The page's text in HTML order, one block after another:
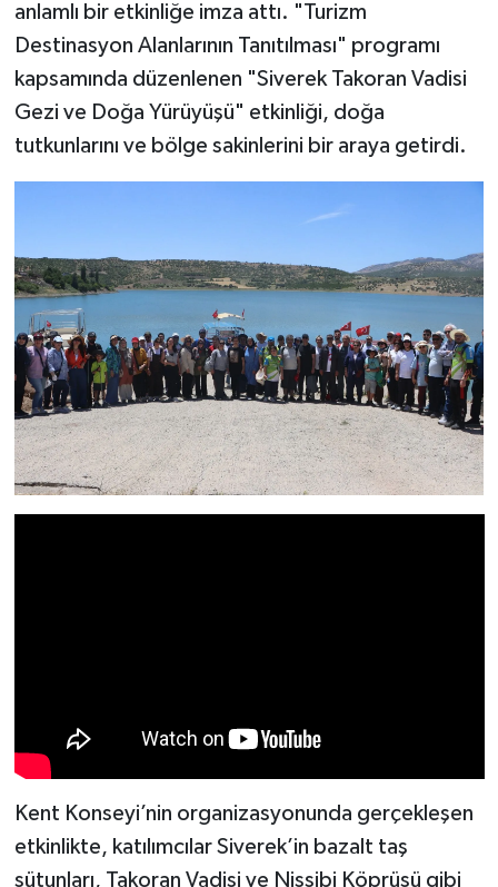
anlamlı bir etkinliğe imza attı. "Turizm
Destinasyon Alanlarının Tanıtılması" programı
kapsamında düzenlenen "Siverek Takoran Vadisi
Gezi ve Doğa Yürüyüşü" etkinliği, doğa
tutkunlarını ve bölge sakinlerini bir araya getirdi.
Kent Konseyi’nin organizasyonunda gerçekleşen
etkinlikte, katılımcılar Siverek’in bazalt taş
sütunları, Takoran Vadisi ve Nissibi Köprüsü gibi